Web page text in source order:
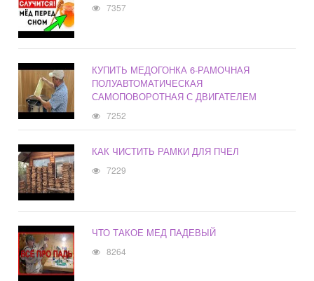
7357
КУПИТЬ МЕДОГОНКА 6-РАМОЧНАЯ
ПОЛУАВТОМАТИЧЕСКАЯ
САМОПОВОРОТНАЯ С ДВИГАТЕЛЕМ
7252
КАК ЧИСТИТЬ РАМКИ ДЛЯ ПЧЕЛ
7229
ЧТО ТАКОЕ МЕД ПАДЕВЫЙ
8264